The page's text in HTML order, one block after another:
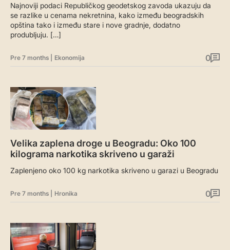
Najnoviji podaci Republičkog geodetskog zavoda ukazuju da
se razlike u cenama nekretnina, kako između beogradskih
opština tako i između stare i nove gradnje, dodatno
produbljuju. […]
Pre 7 months Ekonomija 0
Velika zaplena droge u Beogradu: Oko 100
kilograma narkotika skriveno u garaži
Zaplenjeno oko 100 kg narkotika skriveno u garazi u Beogradu
Pre 7 months Hronika 0